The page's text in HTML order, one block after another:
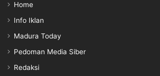
Home
Info Iklan
Madura Today
Pedoman Media Siber
Redaksi